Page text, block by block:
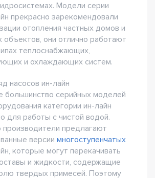
Модели серии
прекрасно зарекомендовали
отопления частных домов и
объектов, они отлично работают
теплоснабжающих,
и охлаждающих систем.
насосов ин-лайн
серийных моделей
категории ин-лайн
для работы с чистой водой.
предлагают
версии многоступенчатых
которые могут перекачивать
и жидкости, содержащие
твердых примесей. Поэтому